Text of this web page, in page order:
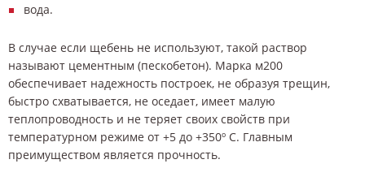
вода.
В случае если щебень не используют, такой раствор
называют цементным (пескобетон). Марка м200
обеспечивает надежность построек, не образуя трещин,
быстро схватывается, не оседает, имеет малую
теплопроводность и не теряет своих свойств при
температурном режиме от +5 до +350º С. Главным
преимуществом является прочность.